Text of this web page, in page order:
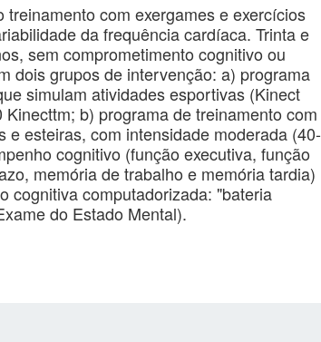
com exergames e exercícios
da frequência cardíaca. Trinta e
sem comprometimento cognitivo ou
dois grupos de intervenção: a) programa
simulam atividades esportivas (Kinect
b) programa de treinamento com
esteiras, com intensidade moderada (40-
cognitivo (função executiva, função
memória de trabalho e memória tardia)
cognitiva computadorizada: "bateria
do Estado Mental).